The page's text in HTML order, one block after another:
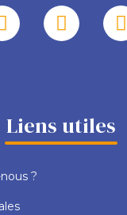
Liens utiles
?